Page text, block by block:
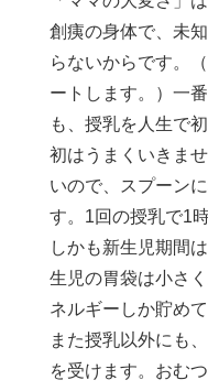
創痍の身体で、未
らないからです。
ートします。）一
も、授乳を人生で
初はうまくいきま
いので、スプーン
す。1回の授乳で1
しかも新生児期間
生児の胃袋は小さ
ネルギーしか貯め
また授乳以外にも
を受けます。おむ